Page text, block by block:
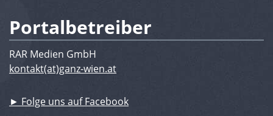
Portalbetreiber
RAR Medien GmbH
kontakt(at)ganz-wien.at
► Folge uns auf Facebook